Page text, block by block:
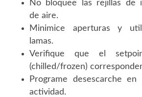
No bloquee las rejillas de
de aire.
Minimice aperturas y
lamas.
Verifique que el
(chilled/frozen)
Programe desescarche
actividad.